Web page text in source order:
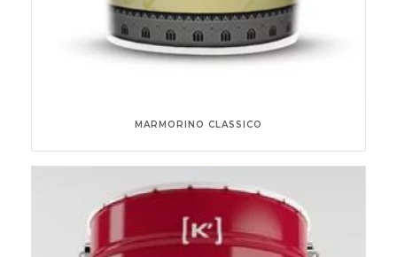
MARMORINO CLASSICO